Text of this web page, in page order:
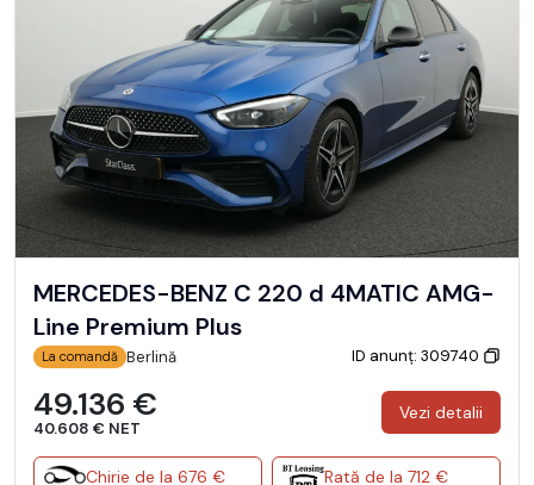
MERCEDES-BENZ C 220 d 4MATIC AMG-
Line Premium Plus
La comandă Berlină ID anunț: 309740
49.136 €
40.608 € NET
Vezi detalii
Chirie de la 676 € Rată de la 712 €